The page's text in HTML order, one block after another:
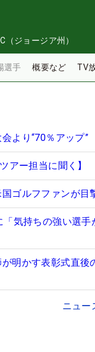
（ジョージア州）
選手 概要など TV
より“70％アップ”
アー担当に聞く】
ゴルフファンが目
気持ちの強い選手
明かす表彰式直後
ニュー